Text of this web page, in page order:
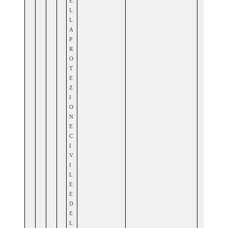
L
L
A
P
R
O
T
E
Z
I
O
N
E
C
I
V
I
L
E
E
D
E
L